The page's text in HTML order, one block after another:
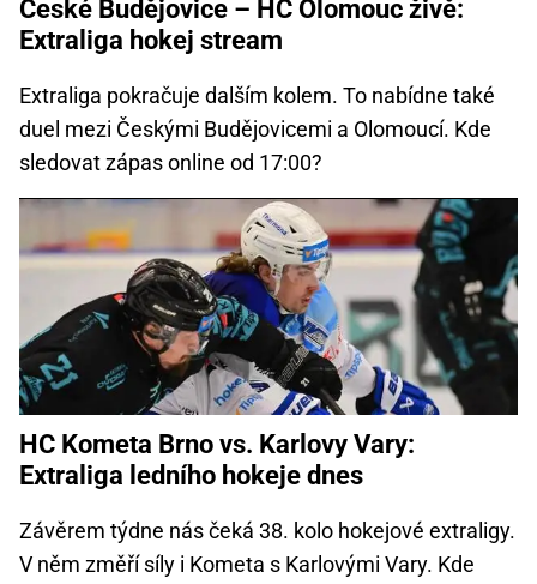
České Budějovice – HC Olomouc živě:
Extraliga hokej stream
Extraliga pokračuje dalším kolem. To nabídne také
duel mezi Českými Budějovicemi a Olomoucí. Kde
sledovat zápas online od 17:00?
HC Kometa Brno vs. Karlovy Vary:
Extraliga ledního hokeje dnes
Závěrem týdne nás čeká 38. kolo hokejové extraligy.
V něm změří síly i Kometa s Karlovými Vary. Kde